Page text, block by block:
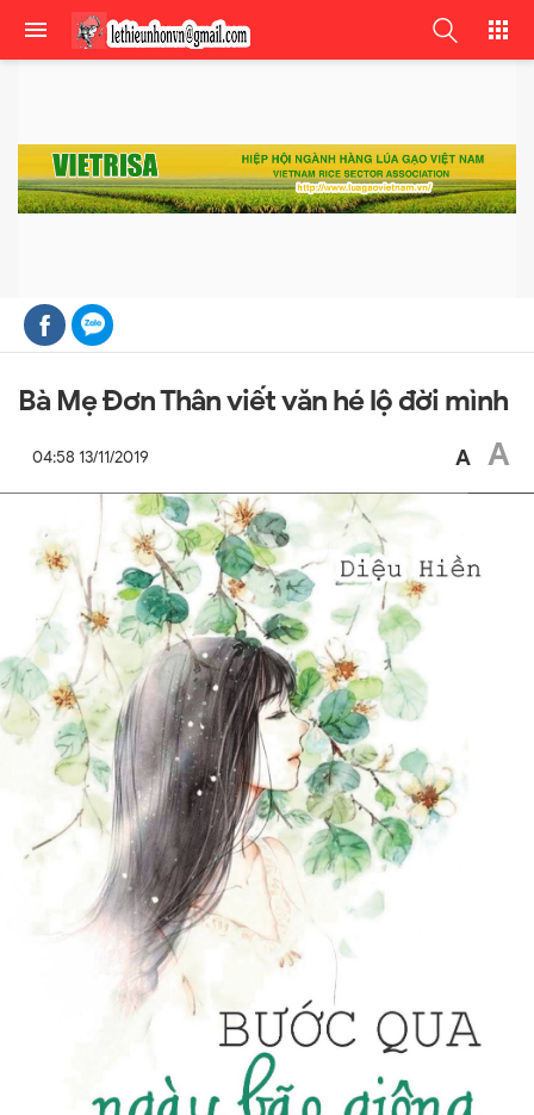
Bà Mẹ Đơn Thân viết văn hé lộ đời mình
04:58 13/11/2019 A A